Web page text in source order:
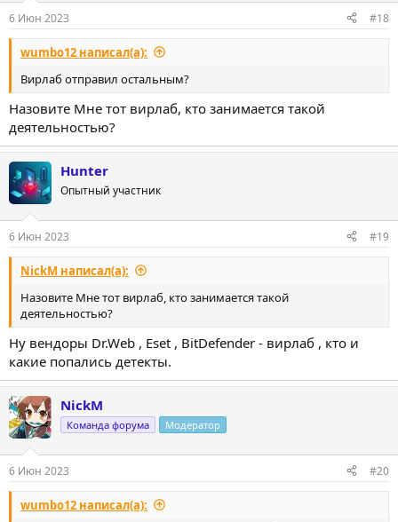
6 Июн 2023 #18
wumbo12 написал(а):
Вирлаб отправил остальным?
Назовите Мне тот вирлаб, кто занимается такой
деятельностью?
Hunter
Опытный участник
6 Июн 2023 #19
NickM написал(а):
Назовите Мне тот вирлаб, кто занимается такой
деятельностью?
Ну вендоры Dr.Web , Eset , BitDefender - вирлаб , кто и
какие попались детекты.
NickM
Команда форума Модератор
6 Июн 2023 #20
wumbo12 написал(а):